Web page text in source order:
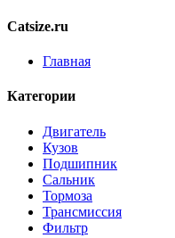
Catsize.ru
Главная
Категории
Двигатель
Кузов
Подшипник
Сальник
Тормоза
Трансмиссия
Фильтр